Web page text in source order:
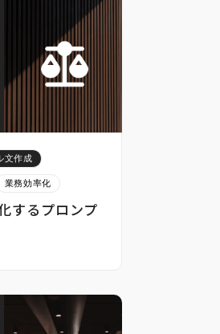
文作成
業務効率化
するプロンプ